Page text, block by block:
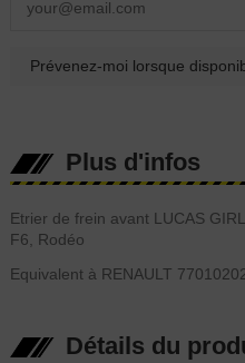
Plus d'infos
Etrier de frein avant LUCAS
F6, Rodéo
Equivalent à RENAULT
Détails du